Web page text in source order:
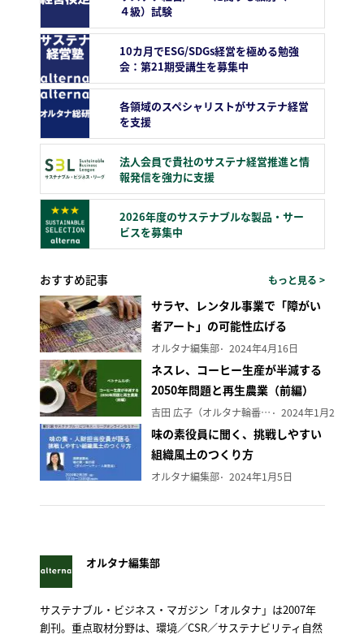
４級）試験
10カ月でESG/SDGs経営を極める勉強
会：第21期受講生を募集中
各領域のスペシャリストがサステナ経営
を支援
法人会員で貴社のサステナ経営推進と情
報発信を強力に支援
2026年度のサステナブルな製品・サー
ビスを募集中
おすすめ記事 もっと見る >
サラヤ、レンタル事業で「障がい
者アート」の可能性広げる
オルタナ編集部 2024年4月16日
ネスレ、コーヒー生産が半減する
2050年問題と再生農業（前編）
吉田 広子（オルタナ輪番編集長） 2024年1月29日
味の素役員に聞く、挑戦しやすい
組織風土のつくり方
オルタナ編集部 2024年1月5日
オルタナ編集部
サステナブル・ビジネス・マガジン「オルタナ」は2007年
創刊。重点取材分野は、環境／CSR／サステナビリティ自然